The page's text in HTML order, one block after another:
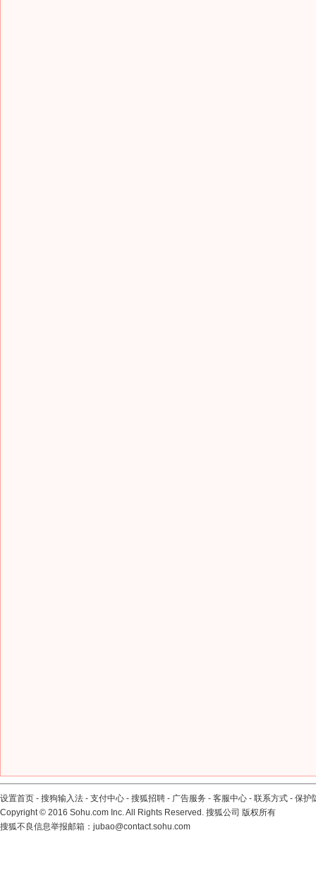
设置首页 - 搜狗输入法 - 支付中心 - 搜狐招聘 - 广告服务 - 客服中心 - 联系方式 - 保护
Copyright© 2016 Sohu.com Inc. All Rights Reserved. 搜狐公司 版权所有
搜狐不良信息举报邮箱： jubao@contact.sohu.com